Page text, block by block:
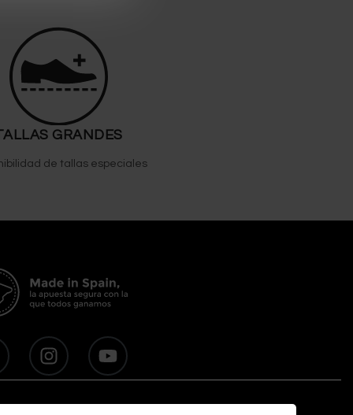
GRANDES
de tallas especiales